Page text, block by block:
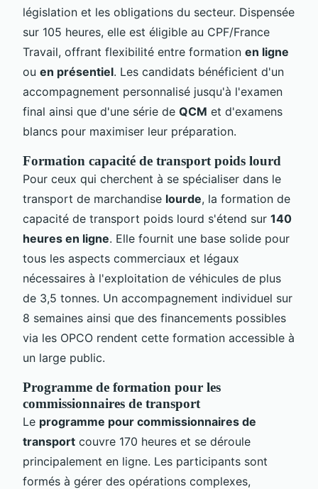
législation et les obligations du secteur. Dispensée
sur 105 heures, elle est éligible au CPF/France
Travail, offrant flexibilité entre formation en ligne
ou en présentiel. Les candidats bénéficient d'un
accompagnement personnalisé jusqu'à l'examen
final ainsi que d'une série de QCM et d'examens
blancs pour maximiser leur préparation.
Formation capacité de transport poids lourd
Pour ceux qui cherchent à se spécialiser dans le
transport de marchandise lourde, la formation de
capacité de transport poids lourd s'étend sur 140
heures en ligne. Elle fournit une base solide pour
tous les aspects commerciaux et légaux
nécessaires à l'exploitation de véhicules de plus
de 3,5 tonnes. Un accompagnement individuel sur
8 semaines ainsi que des financements possibles
via les OPCO rendent cette formation accessible à
un large public.
Programme de formation pour les
commissionnaires de transport
Le programme pour commissionnaires de
transport couvre 170 heures et se déroule
principalement en ligne. Les participants sont
formés à gérer des opérations complexes,